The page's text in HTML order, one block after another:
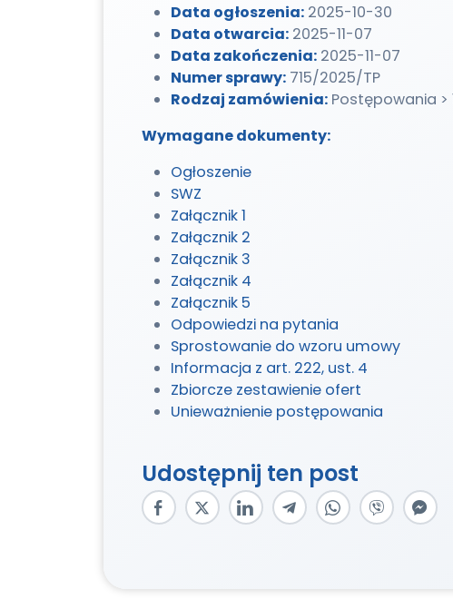
Data ogłoszenia:2025-10-30
Data otwarcia:2025-11-07
Data zakończenia:2025-11-07
Numer sprawy:715/2025/TP
Rodzaj zamówienia:Postępowania >
Wymagane dokumenty:
Ogłoszenie
SWZ
Załącznik 1
Załącznik 2
Załącznik 3
Załącznik 4
Załącznik 5
Odpowiedzi na pytania
Sprostowanie do wzoru umowy
Informacja z art. 222, ust. 4
Zbiorcze zestawienie ofert
Unieważnienie postępowania
Udostępnij ten post